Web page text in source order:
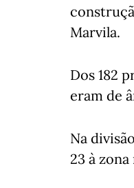
Marvila.
Dos 182
eram de
Na
23 à